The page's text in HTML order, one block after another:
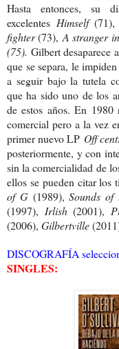
Hasta entonces, su
excelentes Himself(71),
fighter(73), A stranger
(75).Gilbert desaparece
que se separa, le
a seguir bajo la tutela
que ha sido uno de los
de estos años. En 1980
comercial pero a la vez
primer nuevo LP Off
posteriormente, y con
sin la comercialidad de
ellos se pueden citar los
of G (1989),Sounds of
(1997), Irlish(2001),
(2006), Gilbertville
DISCOGRAFÍA
SINGLES: